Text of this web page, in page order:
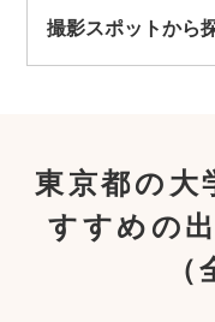
撮影スポットから
東京都の大
すすめの